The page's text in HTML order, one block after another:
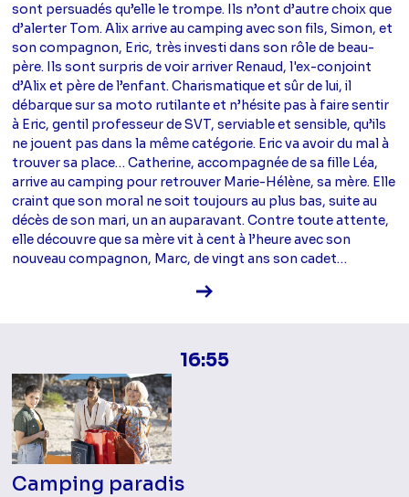
sont persuadés qu’elle le trompe. Ils n’ont d’autre choix que
d’alerter Tom. Alix arrive au camping avec son fils, Simon, et
son compagnon, Eric, très investi dans son rôle de beau-
père. Ils sont surpris de voir arriver Renaud, l'ex-conjoint
d’Alix et père de l’enfant. Charismatique et sûr de lui, il
débarque sur sa moto rutilante et n’hésite pas à faire sentir
à Eric, gentil professeur de SVT, serviable et sensible, qu’ils
ne jouent pas dans la même catégorie. Eric va avoir du mal à
trouver sa place… Catherine, accompagnée de sa fille Léa,
arrive au camping pour retrouver Marie-Hélène, sa mère. Elle
craint que son moral ne soit toujours au plus bas, suite au
décès de son mari, un an auparavant. Contre toute attente,
elle découvre que sa mère vit à cent à l’heure avec son
nouveau compagnon, Marc, de vingt ans son cadet…
Voir la fiche diffusion
16:55
Camping paradis